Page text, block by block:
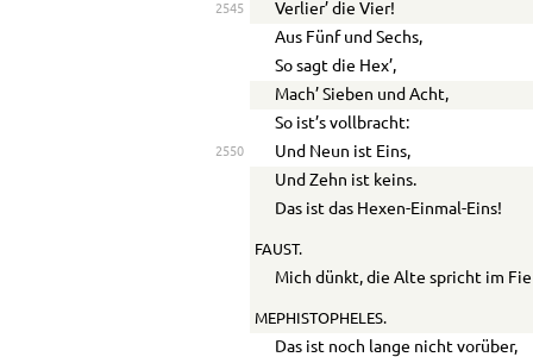
2545
Verlier’ die Vier!
Aus Fünf und Sechs,
So sagt die Hex’,
Mach’ Sieben und Acht,
So ist’s vollbracht:
2550
Und Neun ist Eins,
Und Zehn ist keins.
Das ist das Hexen-Einmal-Eins!
FAUST.
Mich dünkt, die Alte spricht im
MEPHISTOPHELES.
Das ist noch lange nicht vorüber,